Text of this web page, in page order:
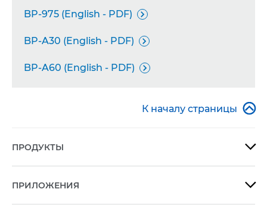
BP-975 (English - PDF) 
BP-A30 (English - PDF) 
BP-A60 (English - PDF) 
К началу страницы 
ПРОДУКТЫ 
ПРИЛОЖЕНИЯ 